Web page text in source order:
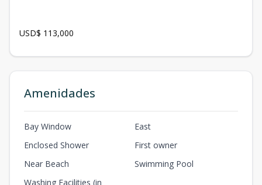
USD$ 113,000
Amenidades
Bay Window
East
Enclosed Shower
First owner
Near Beach
Swimming Pool
Washing Facilities (in